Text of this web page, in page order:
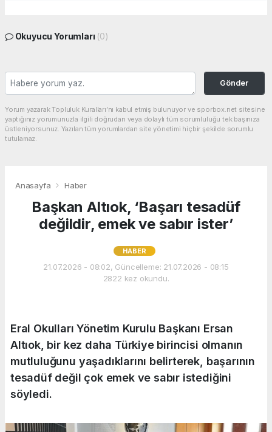
Okuyucu Yorumları (0)
Gönder
Yorum yazarak Topluluk Kuralları’nı kabul etmiş bulunuyor ve sporbox.net sitesine
yaptığınız yorumunuzla ilgili doğrudan veya dolaylı tüm sorumluluğu tek başınıza
üstleniyorsunuz. Yazılan tüm yorumlardan site yönetimi hiçbir şekilde sorumlu
tutulamaz.
Anasayfa Haber
Başkan Altıok, ‘Başarı tesadüf
değildir, emek ve sabır ister’
HABER
21.07.2026 - 08:02, Güncelleme: 21.07.2026 - 08:15
2822 kez okundu.
Eral Okulları Yönetim Kurulu Başkanı Ersan
Altıok, bir kez daha Türkiye birincisi olmanın
mutluluğunu yaşadıklarını belirterek, başarının
tesadüf değil çok emek ve sabır istediğini
söyledi.